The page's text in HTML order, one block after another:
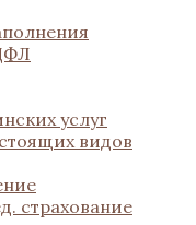
услуг
видов
страхование